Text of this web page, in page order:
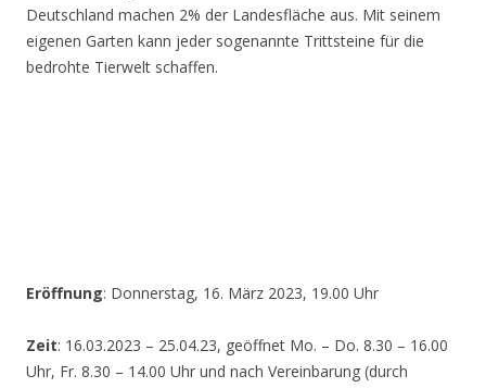
Deutschland machen 2% der Landesfläche aus. Mit seinem
eigenen Garten kann jeder sogenannte Trittsteine für die
bedrohte Tierwelt schaffen.
Eröffnung: Donnerstag, 16. März 2023, 19.00 Uhr
Zeit: 16.03.2023 – 25.04.23, geöffnet Mo. – Do. 8.30 – 16.00
Uhr, Fr. 8.30 – 14.00 Uhr und nach Vereinbarung (durch